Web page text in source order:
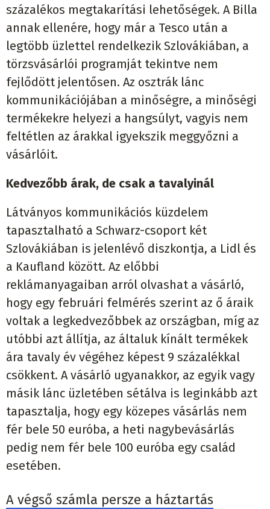
százalékos megtakarítási lehetőségek. A Billa
annak ellenére, hogy már a Tesco után a
legtöbb üzlettel rendelkezik Szlovákiában, a
törzsvásárlói programját tekintve nem
fejlődött jelentősen. Az osztrák lánc
kommunikációjában a minőségre, a minőségi
termékekre helyezi a hangsúlyt, vagyis nem
feltétlen az árakkal igyekszik meggyőzni a
vásárlóit.
Kedvezőbb árak, de csak a tavalyinál
Látványos kommunikációs küzdelem
tapasztalható a Schwarz-csoport két
Szlovákiában is jelenlévő diszkontja, a Lidl és
a Kaufland között. Az előbbi
reklámanyagaiban arról olvashat a vásárló,
hogy egy februári felmérés szerint az ő áraik
voltak a legkedvezőbbek az országban, míg az
utóbbi azt állítja, az általuk kínált termékek
ára tavaly év végéhez képest 9 százalékkal
csökkent. A vásárló ugyanakkor, az egyik vagy
másik lánc üzletében sétálva is leginkább azt
tapasztalja, hogy egy közepes vásárlás nem
fér bele 50 euróba, a heti nagybevásárlás
pedig nem fér bele 100 euróba egy család
esetében.
A végső számla persze a háztartás